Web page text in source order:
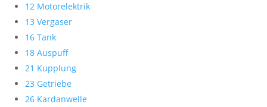
12 Motorelektrik
13 Vergaser
16 Tank
18 Auspuff
21 Kupplung
23 Getriebe
26 Kardanwelle